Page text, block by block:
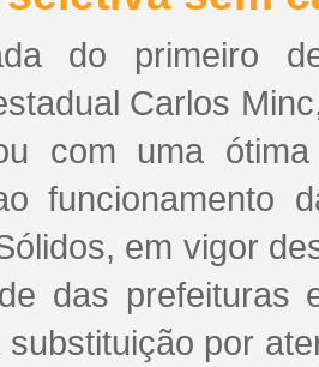
do primeiro
Carlos
com uma
funcionamento
em vigor
das
substituição por